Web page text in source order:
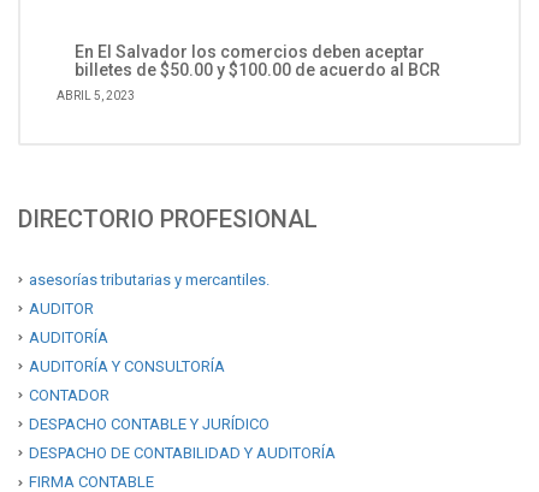
En El Salvador los comercios deben aceptar
billetes de $50.00 y $100.00 de acuerdo al BCR
ABRIL 5, 2023
DIRECTORIO PROFESIONAL
asesorías tributarias y mercantiles.
AUDITOR
AUDITORÍA
AUDITORÍA Y CONSULTORÍA
CONTADOR
DESPACHO CONTABLE Y JURÍDICO
DESPACHO DE CONTABILIDAD Y AUDITORÍA
FIRMA CONTABLE